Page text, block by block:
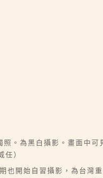
。為黑白攝影。畫面中
任）
開始自習攝影，為台灣